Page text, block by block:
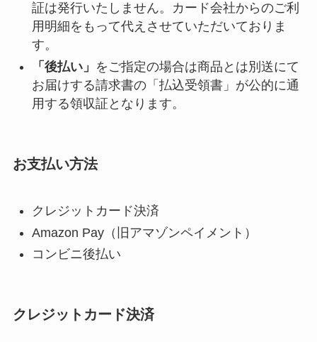
証は発行いたしません。カード会社からのご利
用明細をもって代えさせていただいておりま
す。
「後払い」 をご指定の場合は商品とは別送にて
お届けする請求書の「払込受領書」が公的に通
用する領収証となります。
お支払い方法
クレジットカード決済
Amazon Pay（旧アマゾンペイメント）
コンビニ後払い
クレジットカード決済